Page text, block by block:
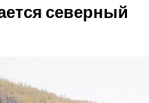
северный